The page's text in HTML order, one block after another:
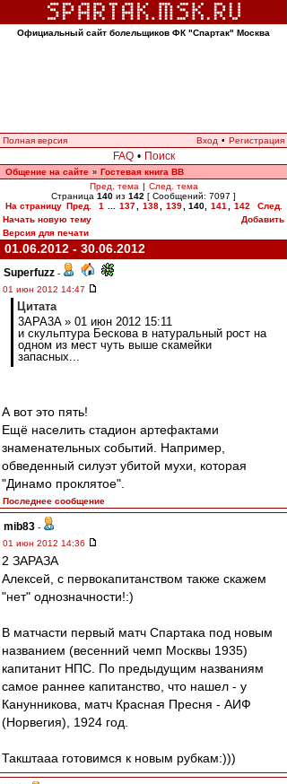
Официальный сайт болельщиков ФК "Спартак" Москва
Полная версия Вход • Регистрация
FAQ • Поиск
Общение на сайте » Гостевая книга ВВ
Пред. тема | След. тема
Страница 140 из 142 [ Сообщений: 7097 ]
На страницу Пред. 1 137 138 139 140, 141 142
След.
Начать новую тему
Добавить
Версия для печати
01.06.2012 - 30.06.2012
Superfuzz -
01 июн 2012 14:47
Цитата
3APA3A » 01 июн 2012 15:11
и скульптура Бескова в натуральный рост на
одном из мест чуть выше скамейки
запасных...
А вот это пять!
Ещё населить стадион артефактами
знаменательных событий. Например,
обведенный силуэт убитой мухи, которая
"Динамо проклятое".
Последнее сообщение
mib83 -
01 июн 2012 14:36
2 ЗАРАЗА
Алексей, с первокапитанством также скажем
"нет" однозначности!:)
В матчасти первый матч Спартака под новым
названием (весенний чемп Москвы 1935)
капитанит НПС. По предыдущим названиям
самое раннее капитанство, что нашел - у
Канунникова, матч Красная Пресня - АИФ
(Норвегия), 1924 год.
Такштааа готовимся к новым рубкам:)))